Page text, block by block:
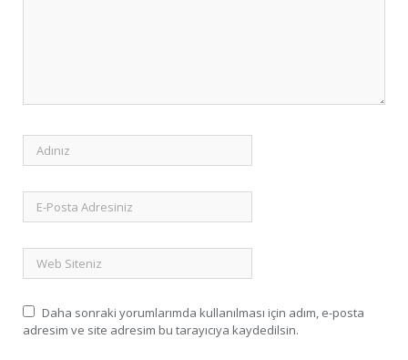
Daha sonraki yorumlarımda kullanılması için adım, e-posta
adresim ve site adresim bu tarayıcıya kaydedilsin.